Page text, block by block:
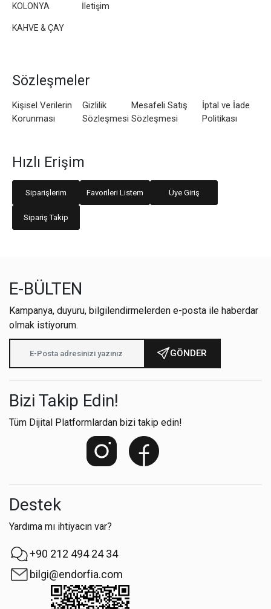
KOLONYA
KAHVE & ÇAY
İletişim
Sözleşmeler
Kişisel Verilerin
Korunması
Gizlilik
Sözleşmesi
Mesafeli Satış
Sözleşmesi
İptal ve İade
Politikası
Hızlı Erişim
Siparişlerim Favorileri Listem Üye Giriş
Sipariş Takip
E-BÜLTEN
Kampanya, duyuru, bilgilendirmelerden e-posta ile haberdar
olmak istiyorum.
GÖNDER
Bizi Takip Edin!
Tüm Dijital Platformlardan bizi takip edin!
Destek
Yardıma mı ihtiyacın var?
+90 212 494 24 34
bilgi@endorfia.com